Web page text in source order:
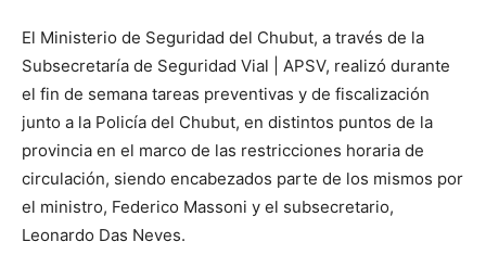
El Ministerio de Seguridad del Chubut, a través de la
Subsecretaría de Seguridad Vial | APSV, realizó durante
el fin de semana tareas preventivas y de fiscalización
junto a la Policía del Chubut, en distintos puntos de la
provincia en el marco de las restricciones horaria de
circulación, siendo encabezados parte de los mismos por
el ministro, Federico Massoni y el subsecretario,
Leonardo Das Neves.